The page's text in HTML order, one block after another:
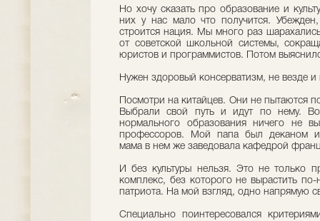
Но хочу сказать про образование и
них у нас мало что получится.
строится нация. Мы много раз
от советской школьной системы,
юристов и программистов. Потом
Нужен здоровый консерватизм, не везде и
Посмотри на китайцев. Они не пытаются
Выбрали свой путь и идут по нему.
нормального образования ничего не
профессоров. Мой папа был деканом
мама в нем же заведовала кафедрой
И без культуры нельзя. Это не только
комплекс, без которого не вырастить
патриота. На мой взгляд, одно напрямую
Специально поинтересовался